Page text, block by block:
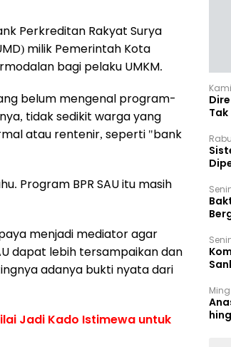
Perkreditan Rakyat Surya
milik Pemerintah Kota
bagi pelaku UMKM.
belum mengenal program-
tidak sedikit warga yang
atau rentenir, seperti "bank
Program BPR SAU itu masih
menjadi mediator agar
dapat lebih tersampaikan dan
adanya bukti nyata dari
Jadi Kado Istimewa untuk